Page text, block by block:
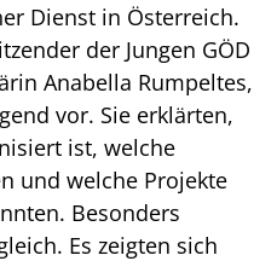
Dienst in Österreich.
der Jungen GÖD
Anabella Rumpeltes,
vor. Sie erklärten,
ist, welche
und welche Projekte
Besonders
Es zeigten sich